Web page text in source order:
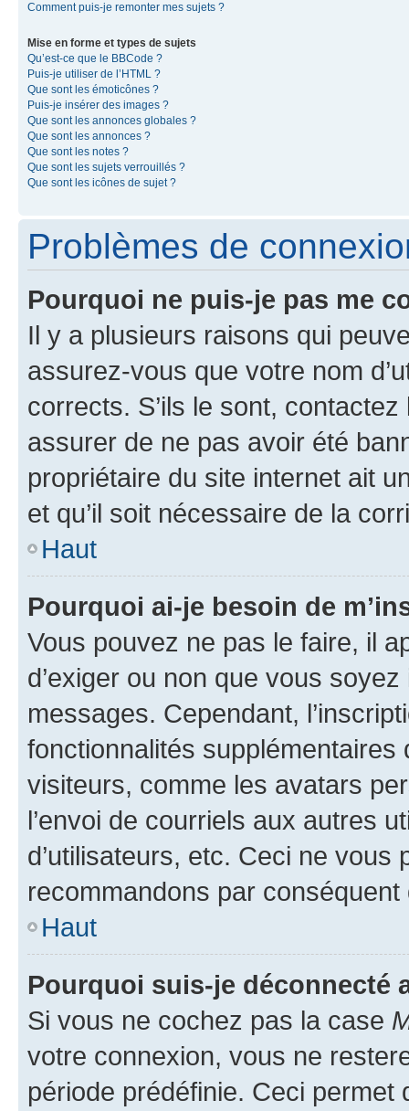
Comment puis-je remonter mes sujets ?
Mise en forme et types de sujets
Qu’est-ce que le BBCode ?
Puis-je utiliser de l’HTML ?
Que sont les émoticônes ?
Puis-je insérer des images ?
Que sont les annonces globales ?
Que sont les annonces ?
Que sont les notes ?
Que sont les sujets verrouillés ?
Que sont les icônes de sujet ?
Problèmes de
Pourquoi ne puis-je pas me
Il y a plusieurs raisons qui
assurez-vous que votre nom
corrects. S’ils le sont,
assurer de ne pas avoir été
propriétaire du site internet ait
et qu’il soit nécessaire de la
Haut
Pourquoi ai-je besoin de
Vous pouvez ne pas le faire, il
d’exiger ou non que vous
messages. Cependant,
fonctionnalités
visiteurs, comme les avatars
l’envoi de courriels aux autres
d’utilisateurs, etc. Ceci ne vous
recommandons par conséquent
Haut
Pourquoi suis-je déconnecté
Si vous ne cochez pas la case
votre connexion, vous ne
période prédéfinie. Ceci permet